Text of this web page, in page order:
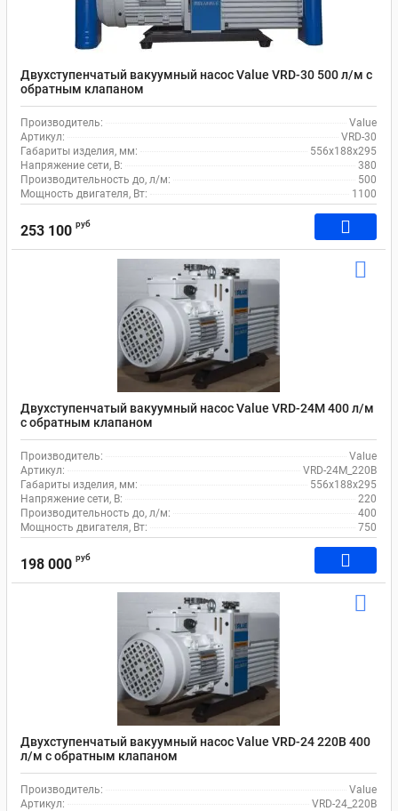
Двухступенчатый вакуумный насос Value VRD-30 500 л/м c
обратным клапаном
Производитель:
Value
Артикул:
VRD-30
Габариты изделия, мм:
556х188х295
Напряжение сети, В:
380
Производительность до, л/м:
500
Мощность двигателя, Вт:
1100
253 100 руб
Двухступенчатый вакуумный насос Value VRD-24M 400 л/м
c обратным клапаном
Производитель:
Value
Артикул:
VRD-24M_220В
Габариты изделия, мм:
556х188х295
Напряжение сети, В:
220
Производительность до, л/м:
400
Мощность двигателя, Вт:
750
198 000 руб
Двухступенчатый вакуумный насос Value VRD-24 220В 400
л/м c обратным клапаном
Производитель:
Value
Артикул:
VRD-24_220В